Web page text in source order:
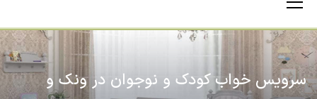
سرویس خواب کودک و نوجوان در ونک و